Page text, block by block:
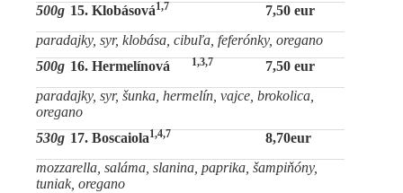
500g 15. Klobásová1,7
7,50 eur
paradajky, syr, klobása, cibuľa, feferónky, oregano
500g 16. Hermelínová 1,3,7
7,50 eur
paradajky, syr, šunka, hermelín, vajce, brokolica,
oregano
530g 17. Boscaiola1,4,7
8,70eur
mozzarella, saláma, slanina, paprika, šampiňóny,
tuniak, oregano